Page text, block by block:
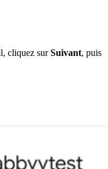
cliquez surSuivant, puis